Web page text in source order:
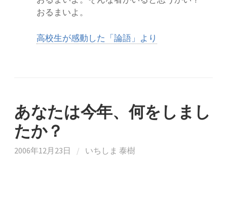
おるまいよ。
高校生が感動した「論語」より
あなたは今年、何をしまし
たか？
2006年12月23日 / いちしま 泰樹